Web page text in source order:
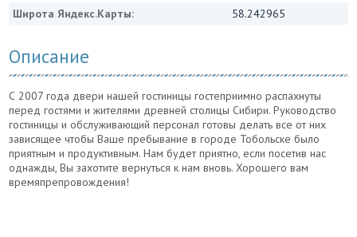
Широта Яндекс.Карты:
58.242965
Описание
С 2007 года двери нашей гостиницы гостеприимно распахнуты
перед гостями и жителями древней столицы Сибири. Руководство
гостиницы и обслуживающий персонал готовы делать все от них
зависящее чтобы Ваше пребывание в городе Тобольске было
приятным и продуктивным. Нам будет приятно, если посетив нас
однажды, Вы захотите вернуться к нам вновь. Хорошего вам
времяпрепровождения!